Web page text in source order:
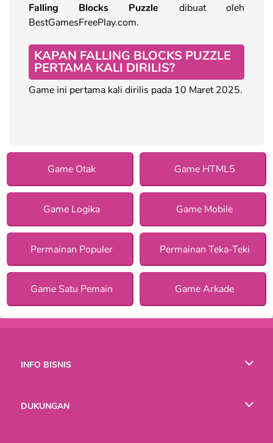
Falling Blocks Puzzle dibuat oleh
BestGamesFreePlay.com.
KAPAN FALLING BLOCKS PUZZLE
PERTAMA KALI DIRILIS?
Game ini pertama kali dirilis pada 10 Maret 2025.
Game Otak Game HTML5
Game Logika Game Mobile
Permainan Populer Permainan Teka-Teki
Game Satu Pemain Game Arkade
INFO BISNIS
DUKUNGAN